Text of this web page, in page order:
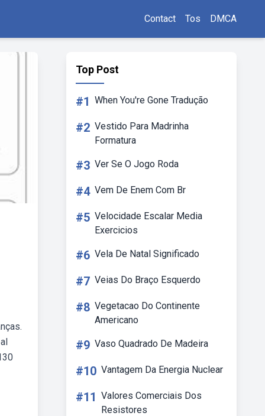
Contact Tos DMCA
Top Post
#1 When You're Gone Tradução
#2 Vestido Para Madrinha
Formatura
#3 Ver Se O Jogo Roda
#4 Vem De Enem Com Br
#5 Velocidade Escalar Media
Exercicios
#6 Vela De Natal Significado
#7 Veias Do Braço Esquerdo
#8 Vegetacao Do Continente
Americano
#9 Vaso Quadrado De Madeira
#10 Vantagem Da Energia Nuclear
#11 Valores Comerciais Dos
Resistores